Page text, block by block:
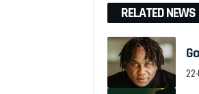
RELATED NEWS